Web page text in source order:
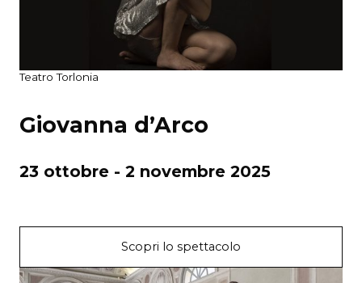
Teatro Torlonia
Giovanna d’Arco
23 ottobre - 2 novembre 2025
Scopri lo spettacolo